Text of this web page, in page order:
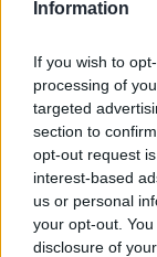
Information
If you wish to
processing of
targeted
section to
opt-out request
interest-based
us or personal
your opt-out.
disclosure of
teszi a
Ezzel
üzemeltető